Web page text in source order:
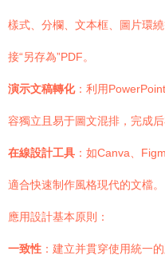
樣式、分欄、文本框、圖片環
接“另存為”PDF。
演示文稿轉化：利用
容獨立且易于圖文混排，完成后
在線設計工具 ：如Canva、
適合快速制作風格現代的文檔。
應用設計基本原則：
一致性 ：建立并貫穿使用統一